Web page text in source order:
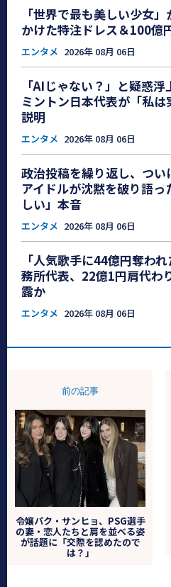
「世界で最も美しい少女
かけた特注ドレス＆100億
エンタメ 2026年 08月 06日
「AIじゃない？」と疑惑
ミントン日本代表が「私
説明
エンタメ 2026年 08月 06日
政治投稿を繰り返し、つ
アイドルが沈黙を破り語
しい」本音
エンタメ 2026年 08月 06日
「人気歌手に44億円奪わ
務所代表、22億1円肩代わ
露か
エンタメ 2026年 08月 06日
前の記事
令嬢パク・サンヒョ、PSG選手
の妻・恋人たちと肩を並べる姿
が話題に「交際を認めたので
は？」